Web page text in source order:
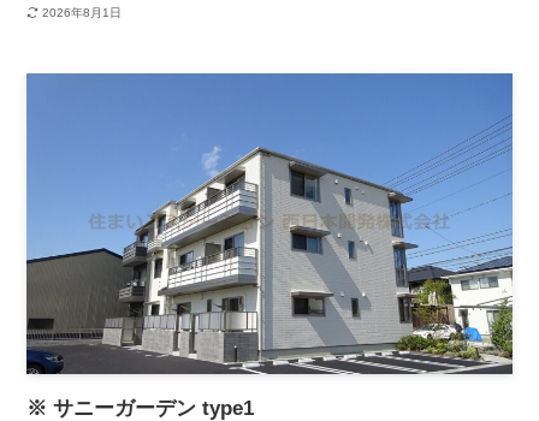
2026年8月1日
※ サニーガーデン type1